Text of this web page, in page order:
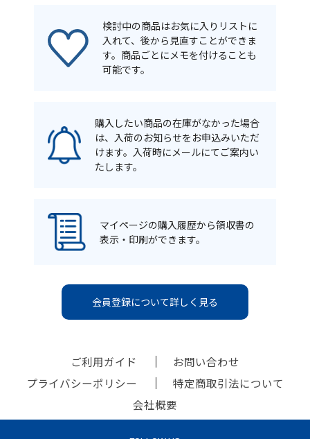
検討中の商品はお気に入りリストに
入れて、後から見直すことができま
す。商品ごとにメモを付けることも
可能です。
購入したい商品の在庫がなかった場合
は、入荷のお知らせをお申込みいただ
けます。入荷時にメールにてご案内い
たします。
マイページの購入履歴から領収書の
表示・印刷ができます。
会員登録について詳しく見る
ご利用ガイド
お問い合わせ
プライバシーポリシー
特定商取引法について
会社概要